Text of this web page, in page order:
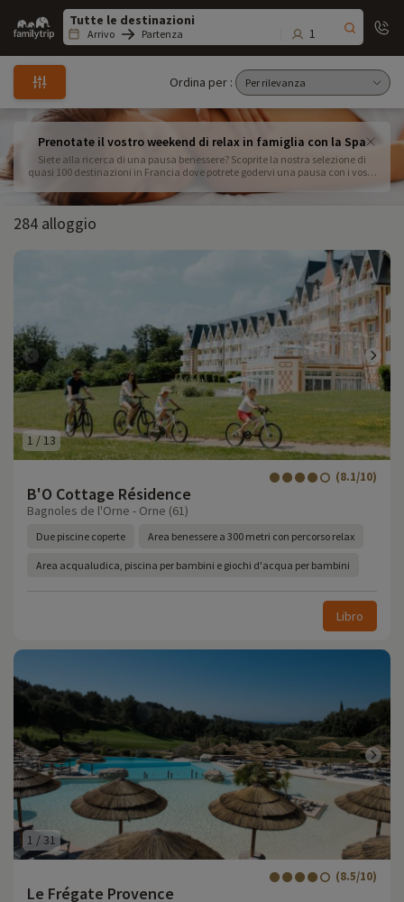
Family
trip
Arrivo Partenza 1
Ordina per :
Prenotate il vostro weekend di relax in famiglia con la Spa
Siete alla ricerca di una pausa benessere? Scoprite la nostra selezione di
quasi 100 destinazioni in Francia dove potrete godervi una pausa con i vostri
relax garantito.
284 alloggio
1/13
B'O Cottage Résidence
(8.1/10)
Bagnoles de l'Orne - Orne (61)
Due piscine coperte Area benessere a 300 metri con percorso relax
Area acqualudica, piscina per bambini e giochi d'acqua per bambini
Libro
1 /31
Le Frégate Provence
(8.5/10)